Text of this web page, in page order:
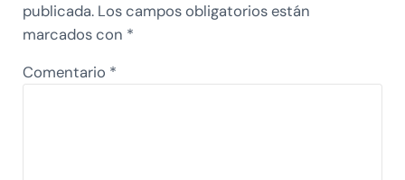
publicada. Los campos obligatorios están
marcados con *
Comentario *